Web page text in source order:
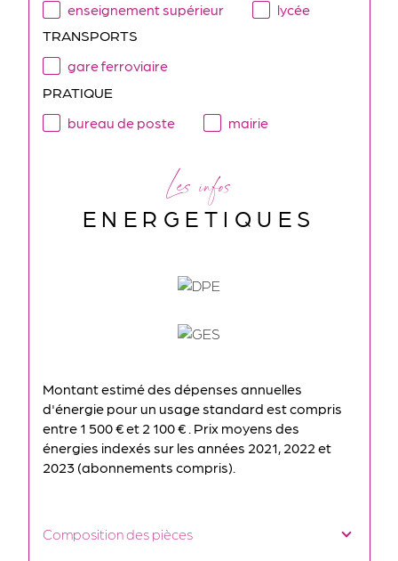
enseignement supérieur
lycée
TRANSPORTS
gare ferroviaire
PRATIQUE
bureau de poste
mairie
Les infos
ENERGETIQUES
Montant estimé des dépenses annuelles
d'énergie pour un usage standard est compris
entre 1 500 € et 2 100 € . Prix moyens des
énergies indexés sur les années 2021, 2022 et
2023 (abonnements compris).
Composition des pièces